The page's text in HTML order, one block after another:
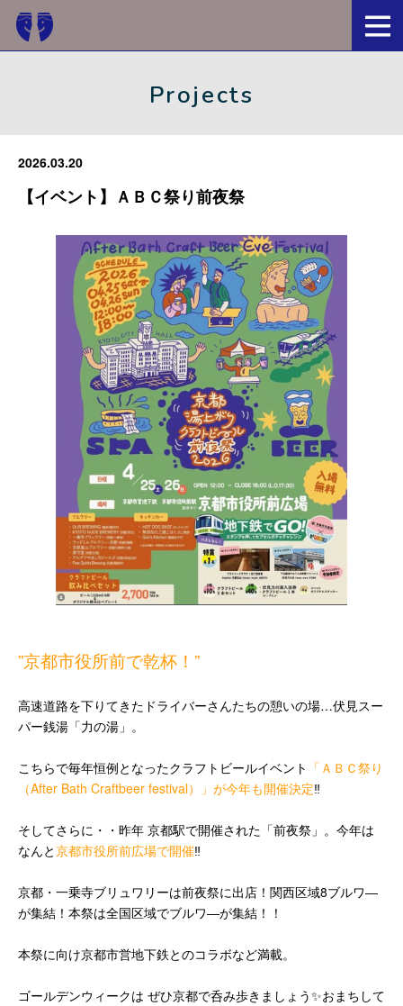
Projects
2026.03.20
【イベント】ＡＢＣ祭り前夜祭
”京都市役所前で乾杯！”
高速道路を下りてきたドライバーさんたちの憩いの場…伏見スー
パー銭湯「力の湯」。
こちらで毎年恒例となったクラフトビールイベント 「ＡＢＣ祭り
（After Bath Craftbeer festival）」が今年も開催決定‼️
そしてさらに・・昨年 京都駅で開催された「前夜祭」。今年は
なんと京都市役所前広場で開催‼️
京都・一乗寺ブリュワリーは前夜祭に出店！関西区域8ブルワ―
が集結！本祭は全国区域でブルワ―が集結！！
本祭に向け京都市営地下鉄とのコラボなど満載。
ゴールデンウィークは ぜひ京都で呑み歩きましょう✨おまちして